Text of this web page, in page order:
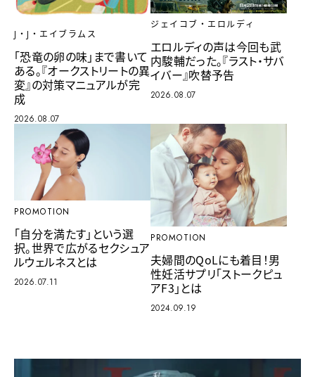
J・J・エイブラムス
「恐竜の卵の味」まで書いて
ある。『オークストリートの異
変』の対策マニュアルが完
成
2026.08.07
ジェイコブ・エロルディ
エロルディの声は今回も武
内駿輔だった。『ラスト・サバ
イバー』吹替予告
2026.08.07
PROMOTION
「自分を満たす」という選
択。世界で広がるセクシュア
ルウェルネスとは
2026.07.11
PROMOTION
夫婦間のQoLにも着目！男
性妊活サプリ「ストークピュ
アF3」とは
2024.09.19